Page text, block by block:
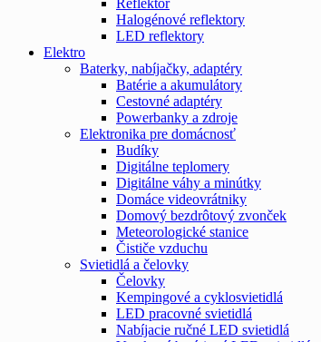
Halogénové reflektory
LED reflektory
Elektro
Baterky, nabíjačky, adaptéry
Batérie a akumulátory
Cestovné adaptéry
Powerbanky a zdroje
Elektronika pre domácnosť
Budíky
Digitálne teplomery
Digitálne váhy a minútky
Domáce videovrátniky
Domový bezdrôtový zvonček
Meteorologické stanice
Čističe vzduchu
Svietidlá a čelovky
Čelovky
Kempingové a cyklosvietidlá
LED pracovné svietidlá
Nabíjacie ručné LED svietidlá